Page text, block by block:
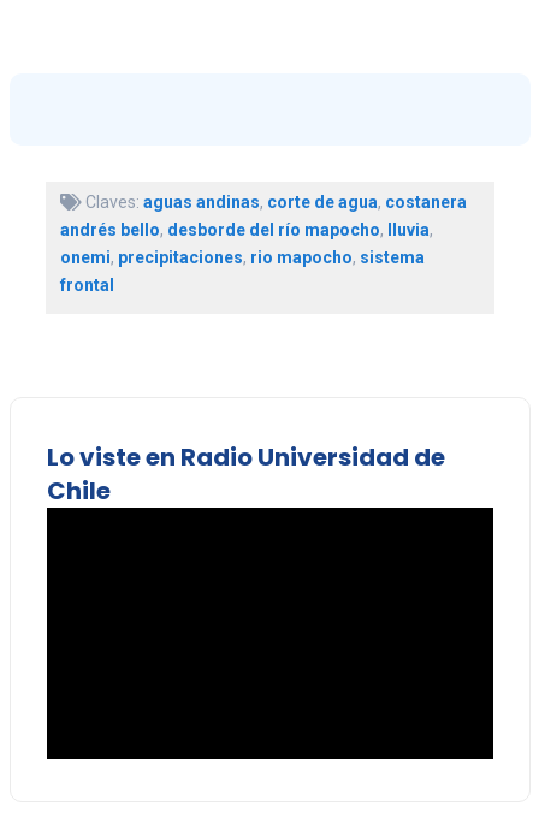
Claves: aguas andinas, corte de agua, costanera
andrés bello, desborde del río mapocho, lluvia,
onemi, precipitaciones, rio mapocho, sistema
frontal
Lo viste en Radio Universidad de
Chile